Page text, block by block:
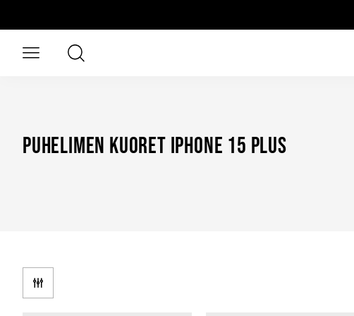
Avaa valikkoHaku
Puhelimen Kuoret iPhone 15 Plus